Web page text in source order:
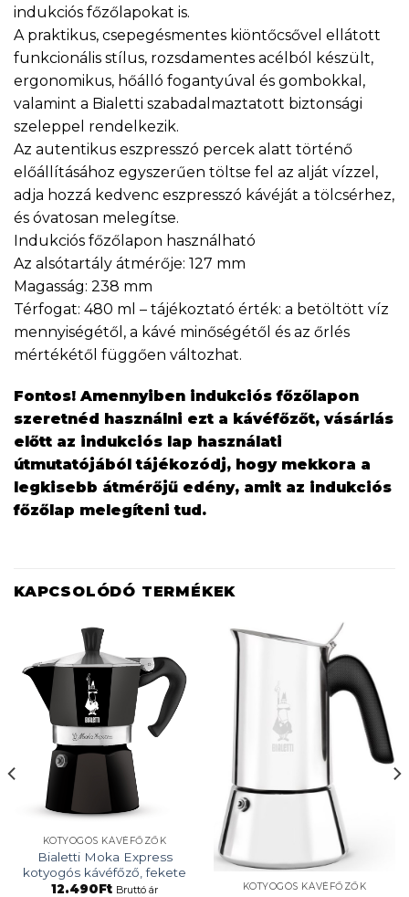
indukciós főzőlapokat is.
A praktikus, csepegésmentes kiöntőcsővel ellátott
funkcionális stílus, rozsdamentes acélból készült,
ergonomikus, hőálló fogantyúval és gombokkal,
valamint a Bialetti szabadalmaztatott biztonsági
szeleppel rendelkezik.
Az autentikus eszpresszó percek alatt történő
előállításához egyszerűen töltse fel az alját vízzel,
adja hozzá kedvenc eszpresszó kávéját a tölcsérhez,
és óvatosan melegítse.
Indukciós főzőlapon használható
Az alsótartály átmérője: 127 mm
Magasság: 238 mm
Térfogat: 480 ml – tájékoztató érték: a betöltött víz
mennyiségétől, a kávé minőségétől és az őrlés
mértékétől függően változhat.
Fontos! Amennyiben indukciós főzőlapon
szeretnéd használni ezt a kávéfőzőt, vásárlás
előtt az indukciós lap használati
útmutatójából tájékozódj, hogy mekkora a
legkisebb átmérőjű edény, amit az indukciós
főzőlap melegíteni tud.
KAPCSOLÓDÓ TERMÉKEK
KOTYOGÓS KÁVÉFŐZŐK
Bialetti Moka Express
kotyogós kávéfőző, fekete
12.490Ft Bruttó ár KOTYOGÓS KÁVÉFŐZŐK